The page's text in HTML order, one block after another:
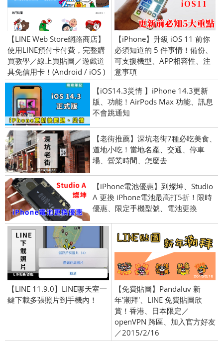
【LINE Web Store網路商店】
使用LINE預付卡付費，完整購
買教學／線上買貼圖／遊戲道
具免信用卡！(Android / iOS )
【iPhone】升級 iOS 11 前你
必須知道的 5 件事情！備份、
可支援機型、APP相容性、注
意事項
【iOS14.3災情 】iPhone 14.3更新
版、功能！AirPods Max 功能、訊息
不會跳通知
【老街推薦】深坑老街7種必吃美食、
道地小吃！當地名產、交通、停車
場、營業時間、怎麼去
【iPhone電池優惠】到燦坤、Studio
A 更換 iPhone電池最高打5折！限時
優惠、限定手機型號、電池更換
【LINE 11.9.0】LINE聊天室一
鍵下載多張照片到手機內！
【免費貼圖】Pandaluv 新
年'潮拜'、LINE 免費貼圖欣
賞！香港、日本限定／
openVPN 跨區、加入官方好友
／2015/2/16